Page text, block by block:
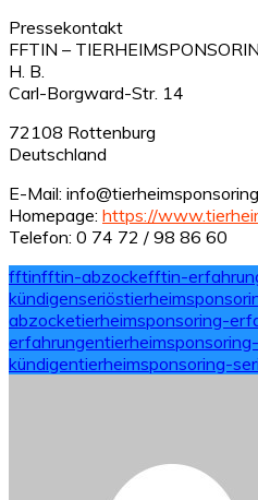
Pressekontakt
FFTIN –
H. B.
Carl-Borgward-Str. 14
72108 Rottenburg
Deutschland
E-Mail:
Homepage: https://
Telefon: 0 74 72 / 98 86 60
fftinfftin-abzockefftin-
kündigenseriös
abzocketierheimsponsoring-
erfahrungentierheimsponsoring-
kündigentierheimsponsoring-